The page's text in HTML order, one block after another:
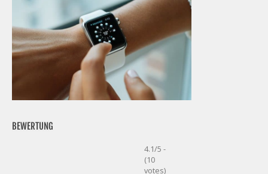
BEWERTUNG
4.1/5 -
(10
votes)